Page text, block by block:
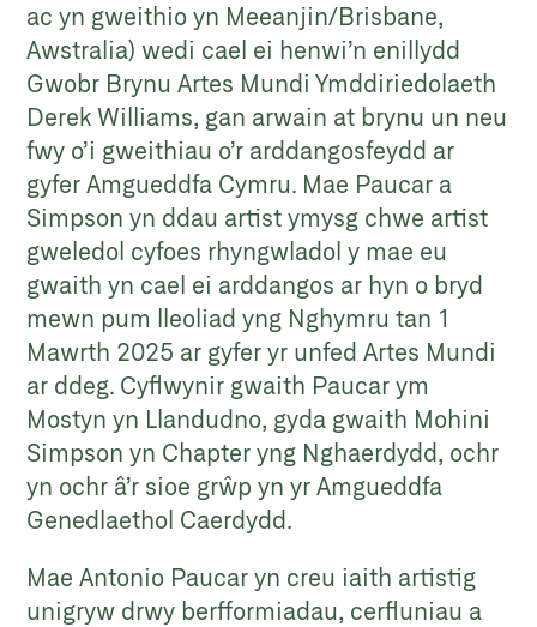
ac yn gweithio yn Meeanjin/Brisbane,
Awstralia) wedi cael ei henwi’n enillydd
Gwobr Brynu Artes Mundi Ymddiriedolaeth
Derek Williams, gan arwain at brynu un neu
fwy o’i gweithiau o’r arddangosfeydd ar
gyfer Amgueddfa Cymru. Mae Paucar a
Simpson yn ddau artist ymysg chwe artist
gweledol cyfoes rhyngwladol y mae eu
gwaith yn cael ei arddangos ar hyn o bryd
mewn pum lleoliad yng Nghymru tan 1
Mawrth 2025 ar gyfer yr unfed Artes Mundi
ar ddeg. Cyflwynir gwaith Paucar ym
Mostyn yn Llandudno, gyda gwaith Mohini
Simpson yn Chapter yng Nghaerdydd, ochr
yn ochr â’r sioe grŵp yn yr Amgueddfa
Genedlaethol Caerdydd.
Mae Antonio Paucar yn creu iaith artistig
unigryw drwy berfformiadau, cerfluniau a